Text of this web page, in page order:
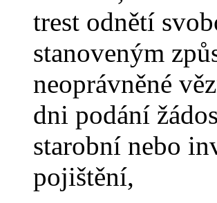
trest odnětí
stanoveným
neoprávněné
dni podání
starobní nebo
pojištění,